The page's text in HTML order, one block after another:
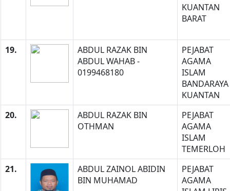
KUANTAN
BARAT
19.
ABDUL RAZAK BIN
ABDUL WAHAB -
0199468180
PEJABAT
AGAMA
ISLAM
BANDARAYA
KUANTAN
20.
ABDUL RAZAK BIN
OTHMAN
PEJABAT
AGAMA
ISLAM
TEMERLOH
21.
ABDUL ZAINOL ABIDIN
BIN MUHAMAD
PEJABAT
AGAMA